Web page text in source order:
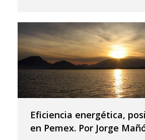
Eficiencia energética,
en Pemex. Por Jorge